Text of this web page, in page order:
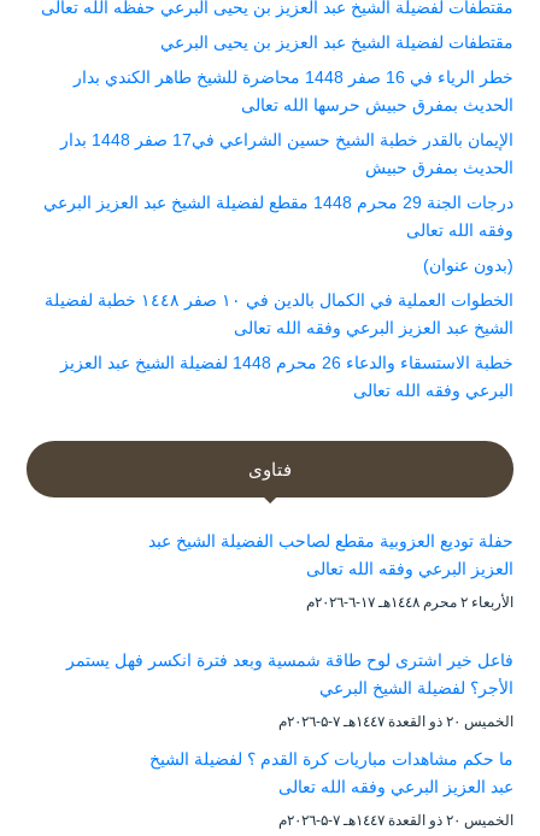
مقتطفات لفضيلة الشيخ عبد العزيز بن يحيى البرعي حفظه الله تعالى
مقتطفات لفضيلة الشيخ عبد العزيز بن يحيى البرعي
خطر الرياء في 16 صفر 1448 محاضرة للشيخ طاهر الكندي بدار
الحديث بمفرق حبيش حرسها الله تعالى
الإيمان بالقدر خطبة الشيخ حسين الشراعي في17 صفر 1448 بدار
الحديث بمفرق حبيش
درجات الجنة 29 محرم 1448 مقطع لفضيلة الشيخ عبد العزيز البرعي
وفقه الله تعالى
(بدون عنوان)
الخطوات العملية في الكمال بالدين في ١٠ صفر ١٤٤٨ خطبة لفضيلة
الشيخ عبد العزيز البرعي وفقه الله تعالى
خطبة الاستسقاء والدعاء 26 محرم 1448 لفضيلة الشيخ عبد العزيز
البرعي وفقه الله تعالى
فتاوى
حفلة توديع العزوبية مقطع لصاحب الفضيلة الشيخ عبد
العزيز البرعي وفقه الله تعالى
الأربعاء ۲ محرم ۱٤٤۸هـ ۱۷-٦-۲۰۲٦م
فاعل خير اشترى لوح طاقة شمسية وبعد فترة انكسر فهل يستمر
الأجر؟ لفضيلة الشيخ البرعي
الخميس ۲۰ ذو القعدة ۱٤٤۷هـ ۷-۵-۲۰۲٦م
ما حكم مشاهدات مباريات كرة القدم ؟ لفضيلة الشيخ
عبد العزيز البرعي وفقه الله تعالى
الخميس ۲۰ ذو القعدة ۱٤٤۷هـ ۷-۵-۲۰۲٦م